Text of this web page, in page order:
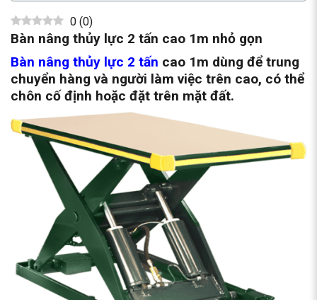
0 (0)
Bàn nâng thủy lực 2 tấn cao 1m nhỏ gọn
Bàn nâng thủy lực 2 tấn cao 1m dùng để trung
chuyển hàng và người làm việc trên cao, có thể
chôn cố định hoặc đặt trên mặt đất.